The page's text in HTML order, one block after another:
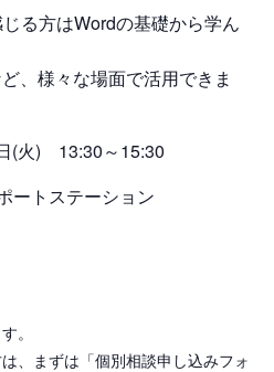
る方はWordの基礎から学ん
、様々な場面で活用できま
(火) 13:30～15:30
ートステーション
。
、まずは「個別相談申し込みフォ